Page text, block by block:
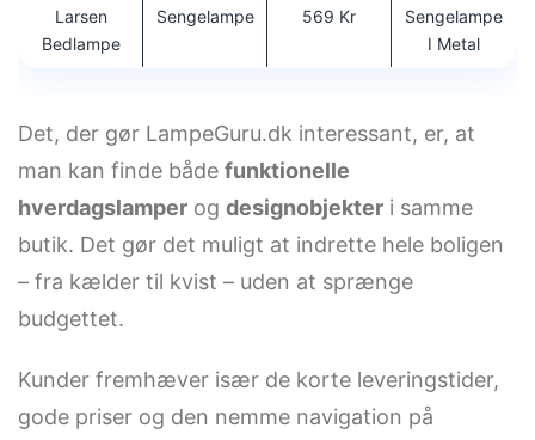
Larsen
Bedlampe
Sengelampe 569 Kr
Sengelampe
I Metal
Det, der gør LampeGuru.dk interessant, er, at
man kan finde både funktionelle
hverdagslamper og designobjekter i samme
butik. Det gør det muligt at indrette hele boligen
– fra kælder til kvist – uden at sprænge
budgettet.
Kunder fremhæver især de korte leveringstider,
gode priser og den nemme navigation på